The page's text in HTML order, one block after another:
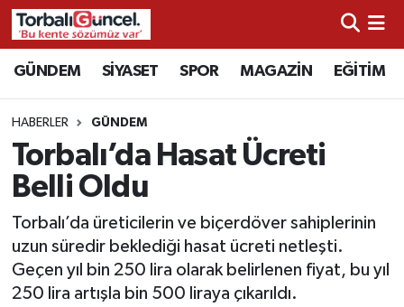
GÜNDEM SİYASET SPOR MAGAZİN EĞİTİM
HABERLER GÜNDEM
Torbalı’da Hasat Ücreti
Belli Oldu
Torbalı’da üreticilerin ve biçerdöver sahiplerinin
uzun süredir beklediği hasat ücreti netleşti.
Geçen yıl bin 250 lira olarak belirlenen fiyat, bu yıl
250 lira artışla bin 500 liraya çıkarıldı.
İzmir Nöbetçi Eczaneler
İzmir Hava Durumu
İzmir Namaz Vakitleri
Süper Lig Puan Durumu ve Fikstür
Tüm Manşetler